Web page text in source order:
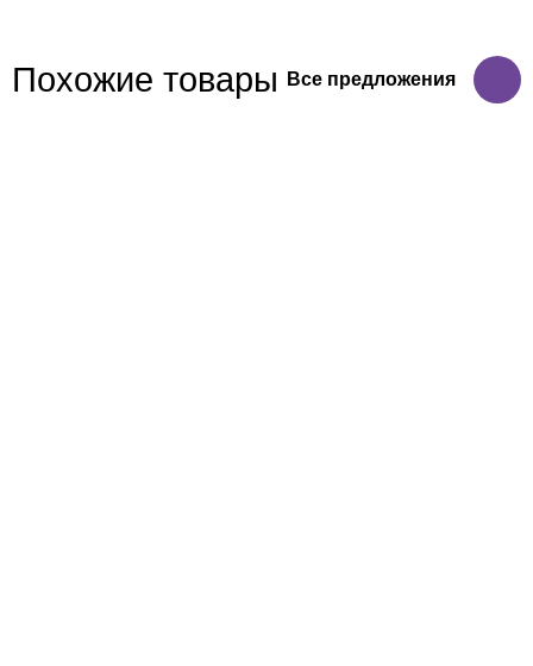
Похожие товары Все предложения